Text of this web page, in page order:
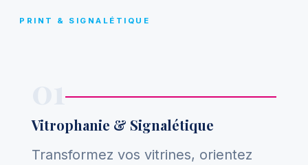
PRINT & SIGNALÉTIQUE
Vitrophanie & Signalétique
Transformez vos vitrines, orientez